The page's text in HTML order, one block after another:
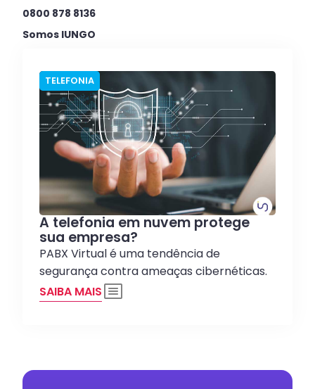
0800 878 8136
Somos IUNGO
TELEFONIA
A telefonia em nuvem protege
sua empresa?
PABX Virtual é uma tendência de
segurança contra ameaças cibernéticas.
SAIBA MAIS